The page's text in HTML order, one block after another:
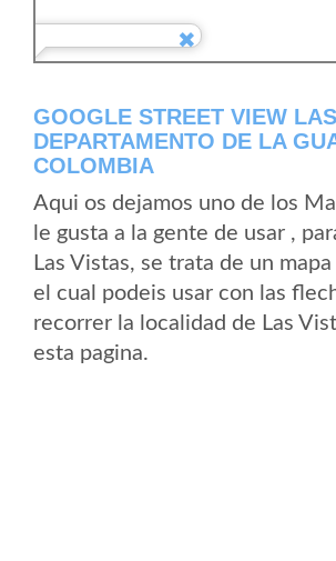
GOOGLE STREET VIEW
DEPARTAMENTO DE LA
COLOMBIA
Aqui os dejamos uno de los
le gusta a la gente de usar ,
Las Vistas, se trata de un
el cual podeis usar con las
recorrer la localidad de Las
esta pagina.